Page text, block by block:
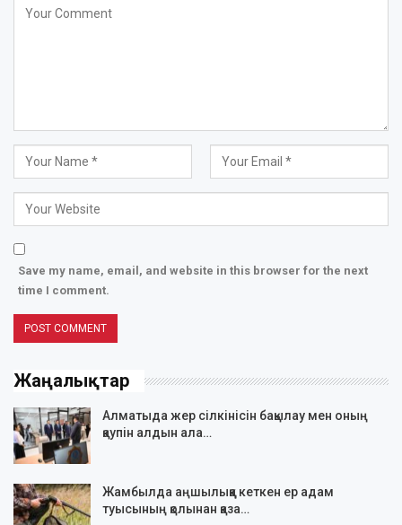
Save my name, email, and website in this browser for the next
time I comment.
Жаңалықтар
Алматыда жер сілкінісін бақылау мен оның
қаупін алдын ала…
Жамбылда аңшылыққа кеткен ер адам
туысының қолынан қаза…